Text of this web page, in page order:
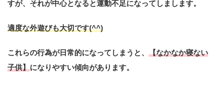
すが、それが中心となると運動不足になってしまします。
適度な外遊びも大切です(^^)
これらの行為が日常的になってしまうと、 【なかなか寝ない
子供】になりやすい傾向があります。